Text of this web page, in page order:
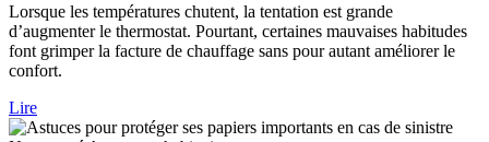
Lorsque les températures chutent, la tentation est grande
d’augmenter le thermostat. Pourtant, certaines mauvaises habitudes
font grimper la facture de chauffage sans pour autant améliorer le
confort.
Lire